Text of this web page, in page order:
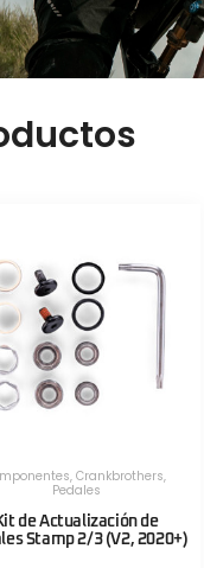
, Crankbrothers,
Pedales
de Actualización de
Stamp 2/3 (V2, 2020+)